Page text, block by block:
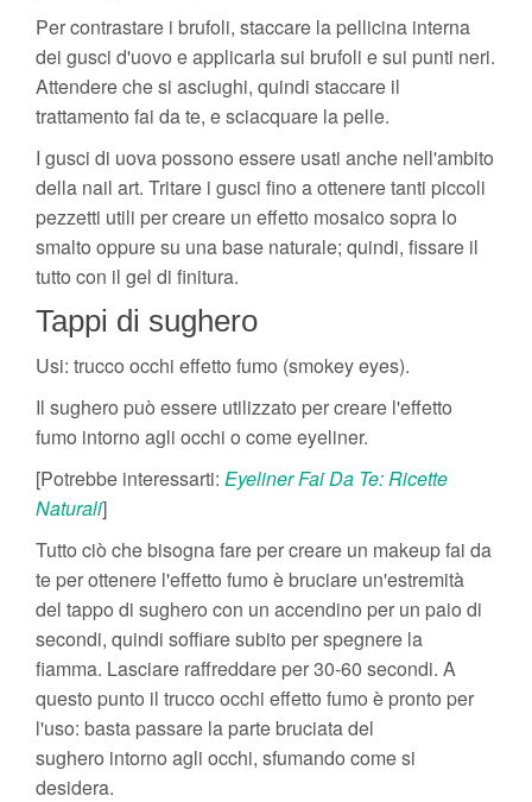
Per contrastare i brufoli, staccare la pellicina interna
dei gusci d'uovo e applicarla sui brufoli e sui punti neri.
Attendere che si asciughi, quindi staccare il
trattamento fai da te, e sciacquare la pelle.
I gusci di uova possono essere usati anche nell'ambito
della nail art. Tritare i gusci fino a ottenere tanti piccoli
pezzetti utili per creare un effetto mosaico sopra lo
smalto oppure su una base naturale; quindi, fissare il
tutto con il gel di finitura.
Tappi di sughero
Usi: trucco occhi effetto fumo (smokey eyes).
Il sughero può essere utilizzato per creare l'effetto
fumo intorno agli occhi o come eyeliner.
[Potrebbe interessarti: Eyeliner Fai Da Te: Ricette
Naturali]
Tutto ciò che bisogna fare per creare un makeup fai da
te per ottenere l'effetto fumo è bruciare un'estremità
del tappo di sughero con un accendino per un paio di
secondi, quindi soffiare subito per spegnere la
fiamma. Lasciare raffreddare per 30-60 secondi. A
questo punto il trucco occhi effetto fumo è pronto per
l'uso: basta passare la parte bruciata del
sughero intorno agli occhi, sfumando come si
desidera.